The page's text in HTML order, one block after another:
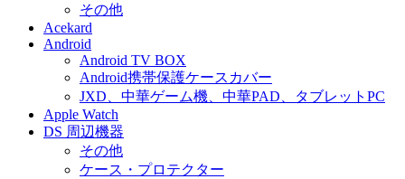
その他
Acekard
Android
Android TV BOX
Android携帯保護ケースカバー
JXD、中華ゲーム機、中華PAD、タブレットPC
Apple Watch
DS 周辺機器
その他
ケース・プロテクター